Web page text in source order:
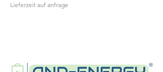
Lieferzeit auf anfrage